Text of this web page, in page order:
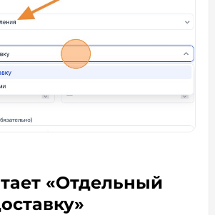
«Отдельный